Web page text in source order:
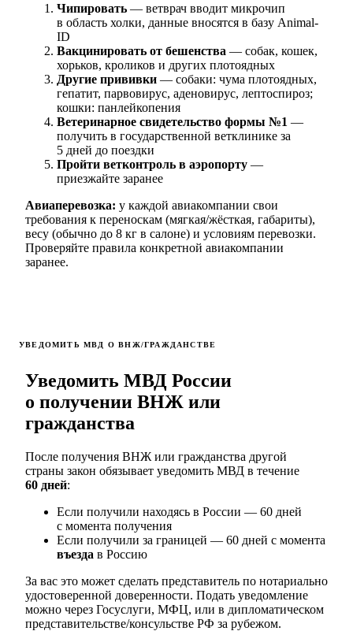
Чипировать — ветврач вводит микрочип
в область холки, данные вносятся в базу Animal-
ID
Вакцинировать от бешенства — собак, кошек,
хорьков, кроликов и других плотоядных
Другие прививки — собаки: чума плотоядных,
гепатит, парвовирус, аденовирус, лептоспироз;
кошки: панлейкопения
Ветеринарное свидетельство формы №1 —
получить в государственной ветклинике за
5 дней до поездки
Пройти ветконтроль в аэропорту —
приезжайте заранее
Авиаперевозка: у каждой авиакомпании свои
требования к переноскам (мягкая/жёсткая, габариты),
весу (обычно до 8 кг в салоне) и условиям перевозки.
Проверяйте правила конкретной авиакомпании
заранее.
УВЕДОМИТЬ МВД О ВНЖ/ГРАЖДАНСТВЕ
Уведомить МВД России
о получении ВНЖ или
гражданства
После получения ВНЖ или гражданства другой
страны закон обязывает уведомить МВД в течение
60 дней:
Если получили находясь в России — 60 дней
с момента получения
Если получили за границей — 60 дней с момента
въезда в Россию
За вас это может сделать представитель по нотариально
удостоверенной доверенности. Подать уведомление
можно через Госуслуги, МФЦ, или в дипломатическом
представительстве/консульстве РФ за рубежом.